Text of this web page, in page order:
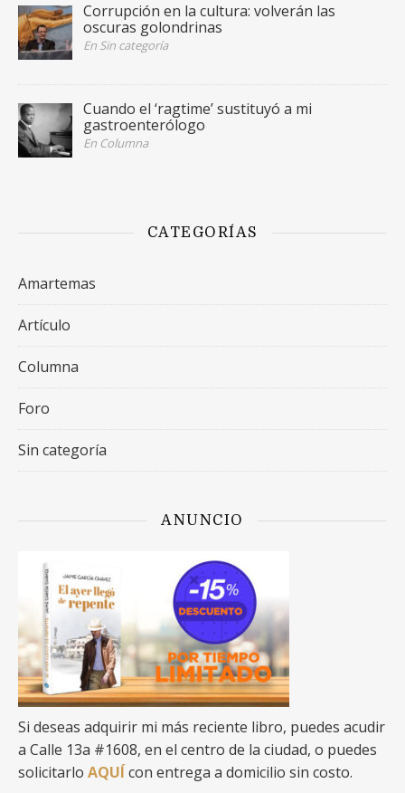
Corrupción en la cultura: volverán las
oscuras golondrinas
En Sin categoría
Cuando el ‘ragtime’ sustituyó a mi
gastroenterólogo
En Columna
CATEGORÍAS
Amartemas
Artículo
Columna
Foro
Sin categoría
ANUNCIO
Si deseas adquirir mi más reciente libro, puedes acudir
a Calle 13a #1608, en el centro de la ciudad, o puedes
solicitarlo AQUÍcon entrega a domicilio sin costo.